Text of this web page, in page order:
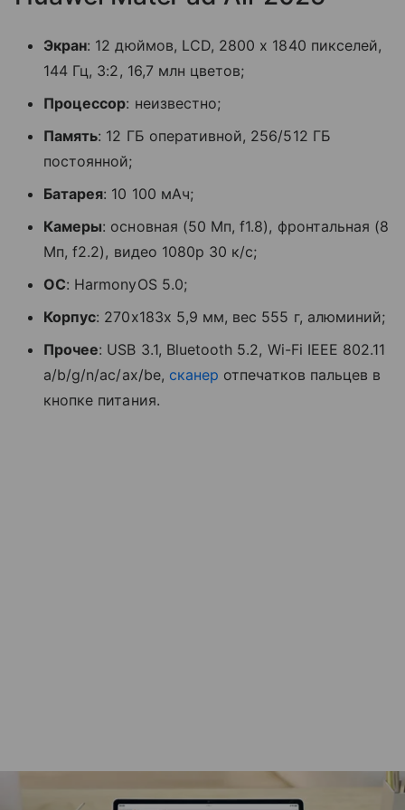
Экран: 12 дюймов, LCD, 2800 х 1840 пикселей,
144 Гц, 3:2, 16,7 млн цветов;
Процессор: неизвестно;
Память: 12 ГБ оперативной, 256/512 ГБ
постоянной;
Батарея: 10 100 мАч;
Камеры: основная (50 Мп, f1.8), фронтальная (8
Мп, f2.2), видео 1080p 30 к/с;
ОС: HarmonyOS 5.0;
Корпус: 270х183х 5,9 мм, вес 555 г, алюминий;
Прочее: USB 3.1, Bluetooth 5.2, Wi-Fi IEEE 802.11
a/b/g/n/ac/ax/be, сканер отпечатков пальцев в
кнопке питания.